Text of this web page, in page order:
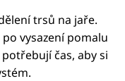
trsů na jaře.
vysazení pomalu
čas, aby si